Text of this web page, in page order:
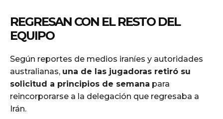
REGRESAN CON EL RESTO DEL
EQUIPO
Según reportes de medios iraníes y autoridades
australianas, una de las jugadoras retiró su
solicitud a principios de semana para
reincorporarse a la delegación que regresaba a
Irán.